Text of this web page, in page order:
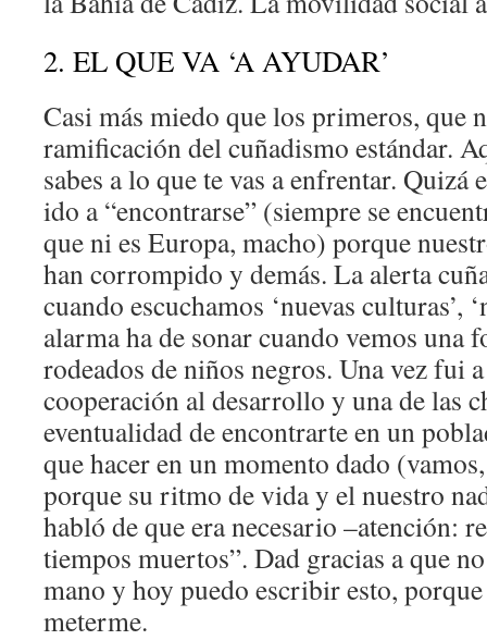
2. EL QUE VA ‘A AYUDAR’
Casi más miedo que los primeros, que
ramificación del cuñadismo estándar.
sabes a lo que te vas a enfrentar. Quizá
ido a “encontrarse” (siempre se
que ni es Europa, macho) porque
han corrompido y demás. La alerta
cuando escuchamos ‘nuevas culturas’,
alarma ha de sonar cuando vemos una
rodeados de niños negros. Una vez fui
cooperación al desarrollo y una de las
eventualidad de encontrarte en un
que hacer en un momento dado
porque su ritmo de vida y el nuestro
habló de que era necesario –atención:
tiempos muertos”. Dad gracias a que
mano y hoy puedo escribir esto,
meterme.